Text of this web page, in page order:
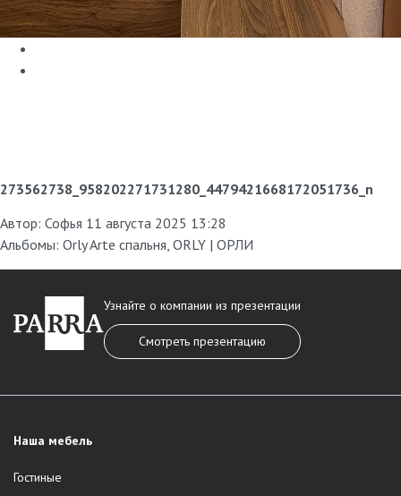
273562738_958202271731280_4479421668172051736_n
Автор: Софья 11 августа 2025 13:28
Альбомы: Orly Arte спальня, ORLY | ОРЛИ
Наша мебель
Гостиные
Узнайте о компании из презентации
Смотреть презентацию